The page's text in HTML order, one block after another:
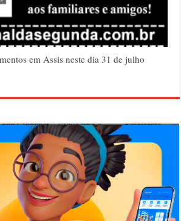
em Assis neste dia 31 de julho